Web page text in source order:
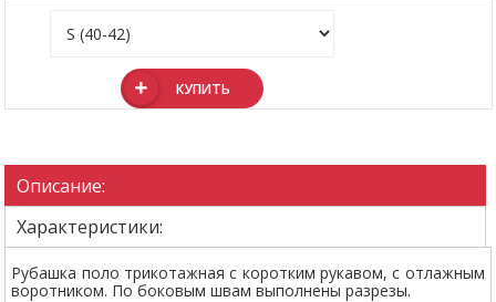
КУПИТЬ
Описание:
Характеристики:
Рубашка поло трикотажная с коротким рукавом, с отлажным
воротником. По боковым швам выполнены разрезы.